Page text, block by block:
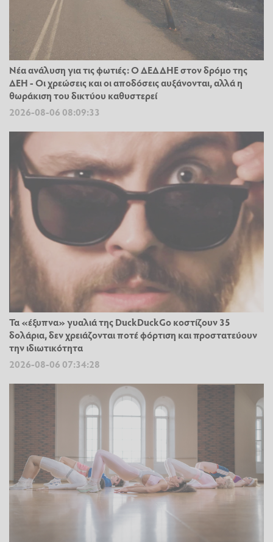
Νέα ανάλυση για τις φωτιές: Ο ΔΕΔΔΗΕ στον δρόμο της
ΔΕΗ - Οι χρεώσεις και οι αποδόσεις αυξάνονται, αλλά η
θωράκιση του δικτύου καθυστερεί
2026-08-06 08:09:33
Τα «έξυπνα» γυαλιά της DuckDuckGo κοστίζουν 35
δολάρια, δεν χρειάζονται ποτέ φόρτιση και προστατεύουν
την ιδιωτικότητα
2026-08-06 07:34:28